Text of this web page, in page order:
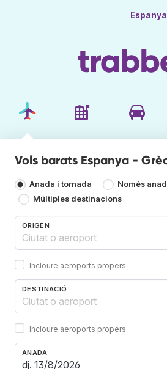
Espanya
Vols barats Espanya -
Anada i tornada
Només
Múltiples destinacions
ORIGEN
Incloure aeroports propers
DESTINACIÓ
Incloure aeroports propers
ANADA